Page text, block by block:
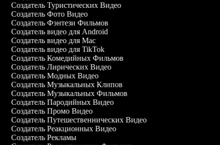
Создатель Туристических Видео
Создатель Фото Видео
Создатель Фэнтези Фильмов
Создатель видео для Android
Создатель видео для Mac
Создатель видео для TikTok
Создатель Комедийных Фильмов
Создатель Лирических Видео
Создатель Модных Видео
Создатель Музыкальных Клипов
Создатель Музыкальных Фильмов
Создатель Пародийных Видео
Создатель Промо Видео
Создатель Путешественнических Видео
Создатель Реакционных Видео
Создатель Рекламы